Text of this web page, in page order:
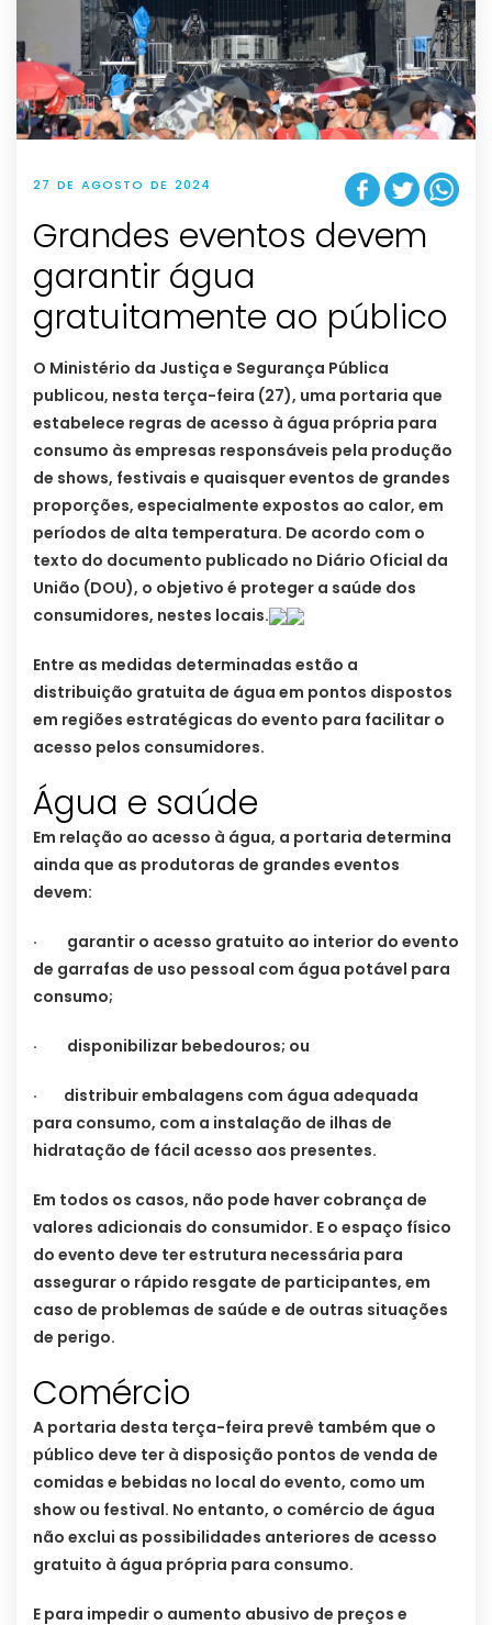
27 DE AGOSTO DE 2024
Grandes eventos devem
garantir água
gratuitamente ao público
O Ministério da Justiça e Segurança Pública
publicou, nesta terça-feira (27), uma portaria que
estabelece regras de acesso à água própria para
consumo às empresas responsáveis pela produção
de shows, festivais e quaisquer eventos de grandes
proporções, especialmente expostos ao calor, em
períodos de alta temperatura. De acordo com o
texto do documento publicado no Diário Oficial da
União (DOU), o objetivo é proteger a saúde dos
consumidores, nestes locais.
Entre as medidas determinadas estão a
distribuição gratuita de água em pontos dispostos
em regiões estratégicas do evento para facilitar o
acesso pelos consumidores.
Água e saúde
Em relação ao acesso à água, a portaria determina
ainda que as produtoras de grandes eventos
devem:
· garantir o acesso gratuito ao interior do evento
de garrafas de uso pessoal com água potável para
consumo;
· disponibilizar bebedouros; ou
· distribuir embalagens com água adequada
para consumo, com a instalação de ilhas de
hidratação de fácil acesso aos presentes.
Em todos os casos, não pode haver cobrança de
valores adicionais do consumidor. E o espaço físico
do evento deve ter estrutura necessária para
assegurar o rápido resgate de participantes, em
caso de problemas de saúde e de outras situações
de perigo.
Comércio
A portaria desta terça-feira prevê também que o
público deve ter à disposição pontos de venda de
comidas e bebidas no local do evento, como um
show ou festival. No entanto, o comércio de água
não exclui as possibilidades anteriores de acesso
gratuito à água própria para consumo.
E para impedir o aumento abusivo de preços e